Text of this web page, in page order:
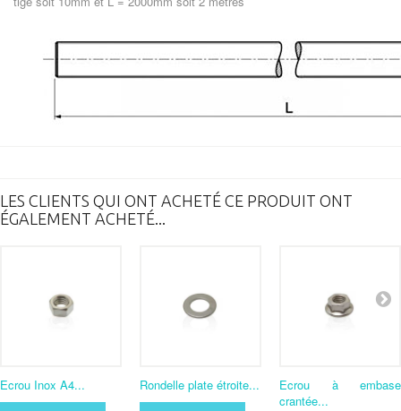
LES CLIENTS QUI ONT ACHETÉ CE PRODUIT ONT
ÉGALEMENT ACHETÉ...
Ecrou Inox A4... Rondelle plate étroite...
Ecrou à embase
crantée...